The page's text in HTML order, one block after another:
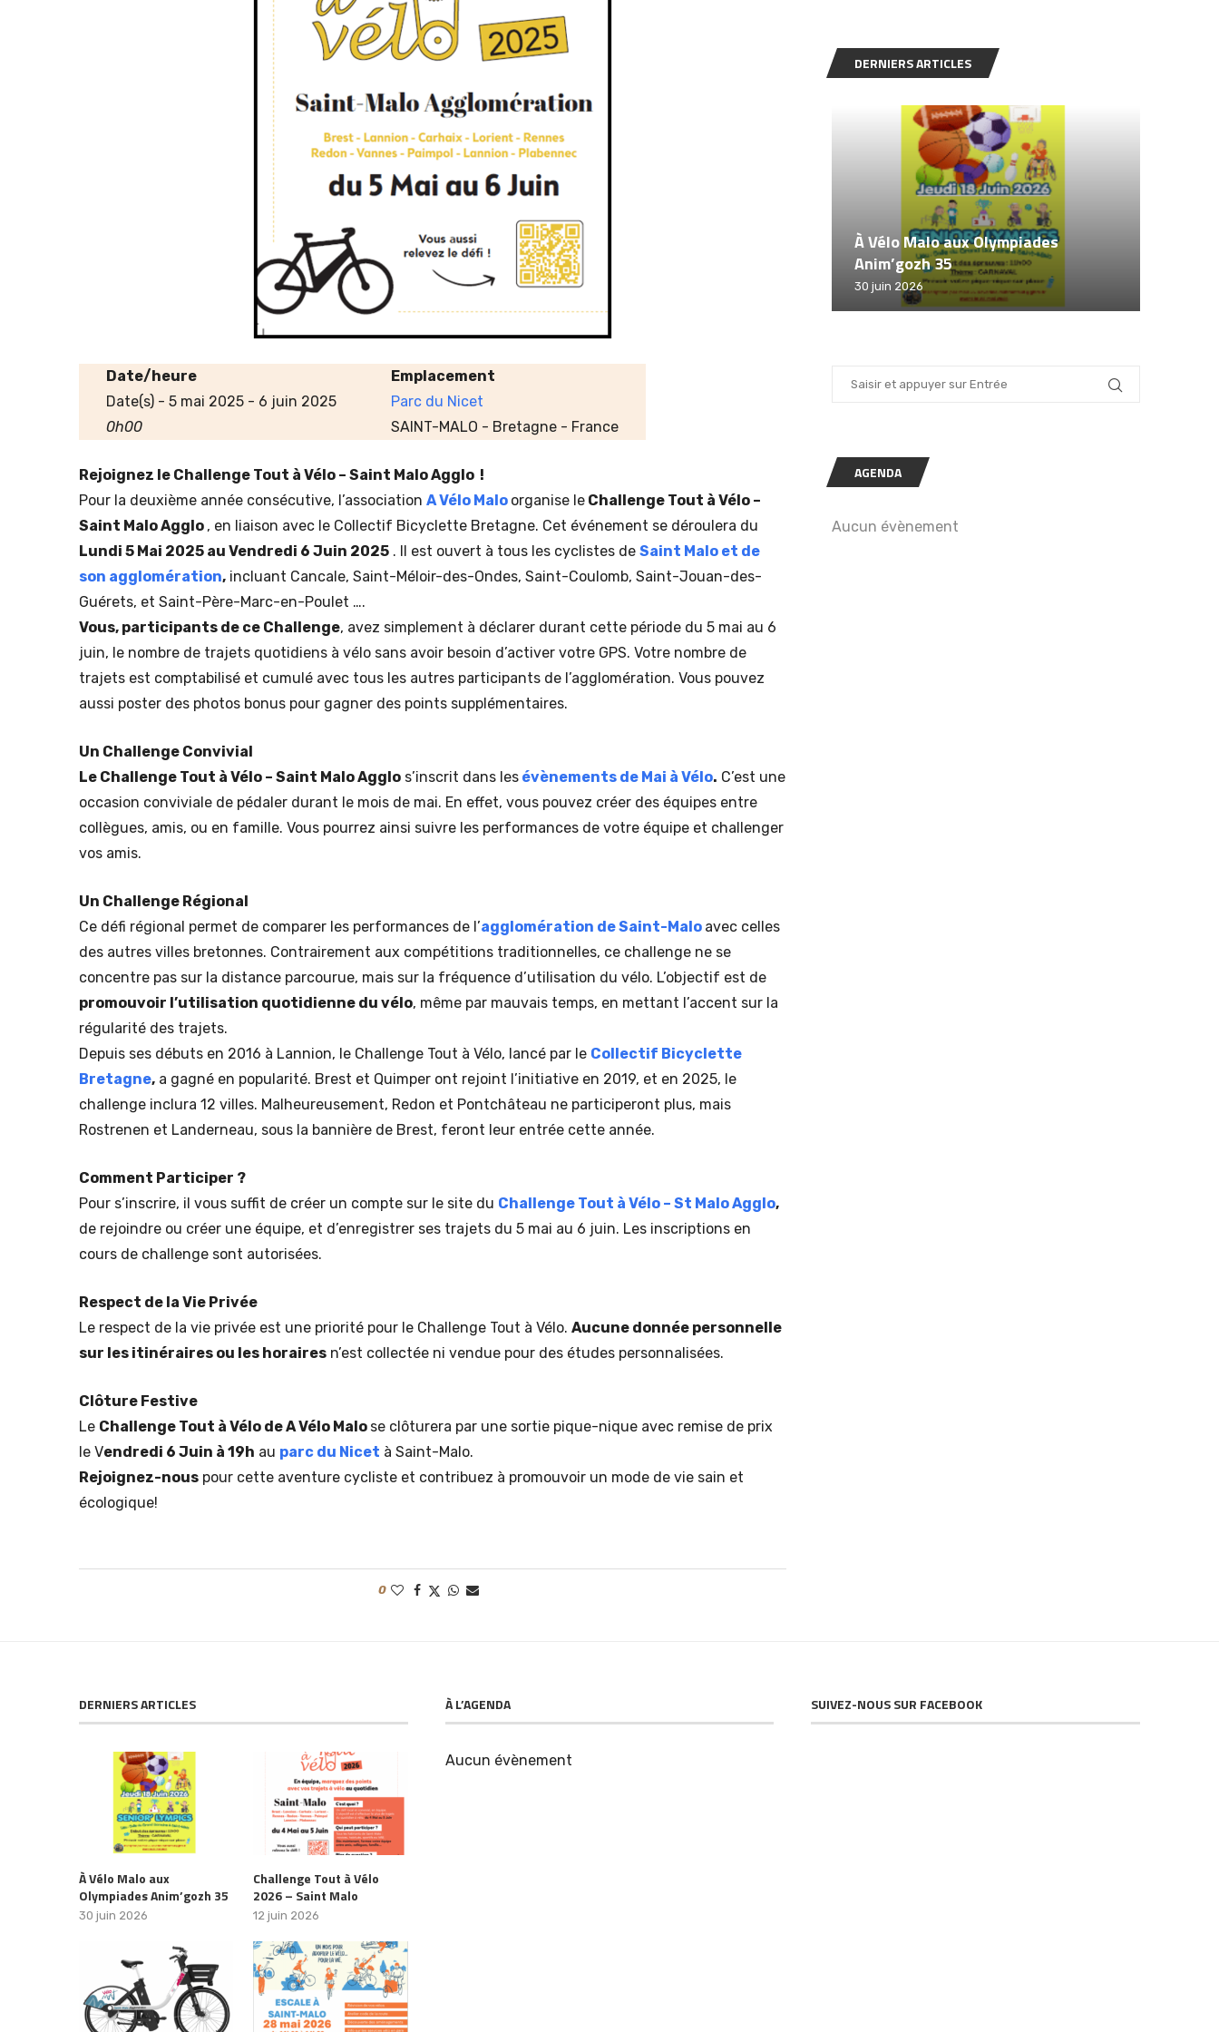
Date/heure
Date(s) - 5 mai 2025 - 6 juin 2025
0h00
Emplacement
Parc du Nicet
SAINT-MALO - Bretagne - France
Rejoignez le Challenge Tout à Vélo – Saint Malo Agglo !
Pour la deuxième année consécutive, l’association A Vélo Malo organise le Challenge Tout à Vélo –
Saint Malo Agglo , en liaison avec le Collectif Bicyclette Bretagne. Cet événement se déroulera du
Lundi 5 Mai 2025 au Vendredi 6 Juin 2025 . Il est ouvert à tous les cyclistes de Saint Malo et de
son agglomération, incluant Cancale, Saint-Méloir-des-Ondes, Saint-Coulomb, Saint-Jouan-des-
Guérets, et Saint-Père-Marc-en-Poulet ….
Vous, participants de ce Challenge, avez simplement à déclarer durant cette période du 5 mai au 6
juin, le nombre de trajets quotidiens à vélo sans avoir besoin d’activer votre GPS. Votre nombre de
trajets est comptabilisé et cumulé avec tous les autres participants de l’agglomération. Vous pouvez
aussi poster des photos bonus pour gagner des points supplémentaires.
Un Challenge Convivial
Le Challenge Tout à Vélo – Saint Malo Agglo s’inscrit dans les évènements de Mai à Vélo. C’est une
occasion conviviale de pédaler durant le mois de mai. En effet, vous pouvez créer des équipes entre
collègues, amis, ou en famille. Vous pourrez ainsi suivre les performances de votre équipe et challenger
vos amis.
Un Challenge Régional
Ce défi régional permet de comparer les performances de l’agglomération de Saint-Malo avec celles
des autres villes bretonnes. Contrairement aux compétitions traditionnelles, ce challenge ne se
concentre pas sur la distance parcourue, mais sur la fréquence d’utilisation du vélo. L’objectif est de
promouvoir l’utilisation quotidienne du vélo, même par mauvais temps, en mettant l’accent sur la
régularité des trajets.
Depuis ses débuts en 2016 à Lannion, le Challenge Tout à Vélo, lancé par le Collectif Bicyclette
Bretagne, a gagné en popularité. Brest et Quimper ont rejoint l’initiative en 2019, et en 2025, le
challenge inclura 12 villes. Malheureusement, Redon et Pontchâteau ne participeront plus, mais
Rostrenen et Landerneau, sous la bannière de Brest, feront leur entrée cette année.
Comment Participer ?
Pour s’inscrire, il vous suffit de créer un compte sur le site du Challenge Tout à Vélo – St Malo Agglo,
de rejoindre ou créer une équipe, et d’enregistrer ses trajets du 5 mai au 6 juin. Les inscriptions en
cours de challenge sont autorisées.
Respect de la Vie Privée
Le respect de la vie privée est une priorité pour le Challenge Tout à Vélo. Aucune donnée personnelle
sur les itinéraires ou les horaires n’est collectée ni vendue pour des études personnalisées.
Clôture Festive
Le Challenge Tout à Vélo de A Vélo Malo se clôturera par une sortie pique-nique avec remise de prix
le Vendredi 6 Juin à 19h au parc du Nicet à Saint-Malo.
Rejoignez-nous pour cette aventure cycliste et contribuez à promouvoir un mode de vie sain et
écologique!
0
DERNIERS ARTICLES
À Vélo Malo aux Olympiades
Anim’gozh 35
30 juin 2026
AGENDA
Aucun évènement
DERNIERS ARTICLES
À Vélo Malo aux
Olympiades Anim’gozh 35
30 juin 2026
Challenge Tout à Vélo
2026 – Saint Malo
12 juin 2026
À L’AGENDA
Aucun évènement
SUIVEZ-NOUS SUR FACEBOOK